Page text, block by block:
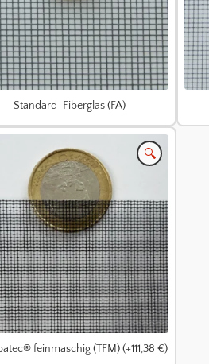
Standard-Fiberglas (FA)
🔍
feinmaschig (TFM) (+111,38 €)